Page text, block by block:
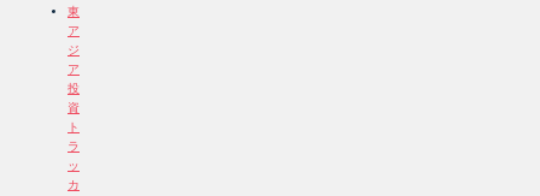
東
ア
ジ
ア
投
資
ト
ラ
ッ
カ